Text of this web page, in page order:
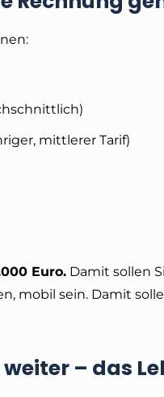
mittlerer Tarif)
Euro. Damit sollen
mobil sein. Damit
– das